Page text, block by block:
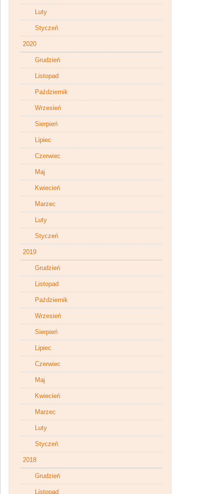
Luty
Styczeń
2020
Grudzień
Listopad
Październik
Wrzesień
Sierpień
Lipiec
Czerwiec
Maj
Kwiecień
Marzec
Luty
Styczeń
2019
Grudzień
Listopad
Październik
Wrzesień
Sierpień
Lipiec
Czerwiec
Maj
Kwiecień
Marzec
Luty
Styczeń
2018
Grudzień
Listopad